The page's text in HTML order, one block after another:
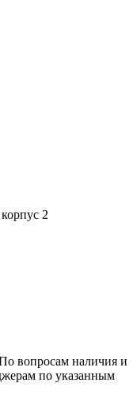
2
вопросам наличия и
по указанным